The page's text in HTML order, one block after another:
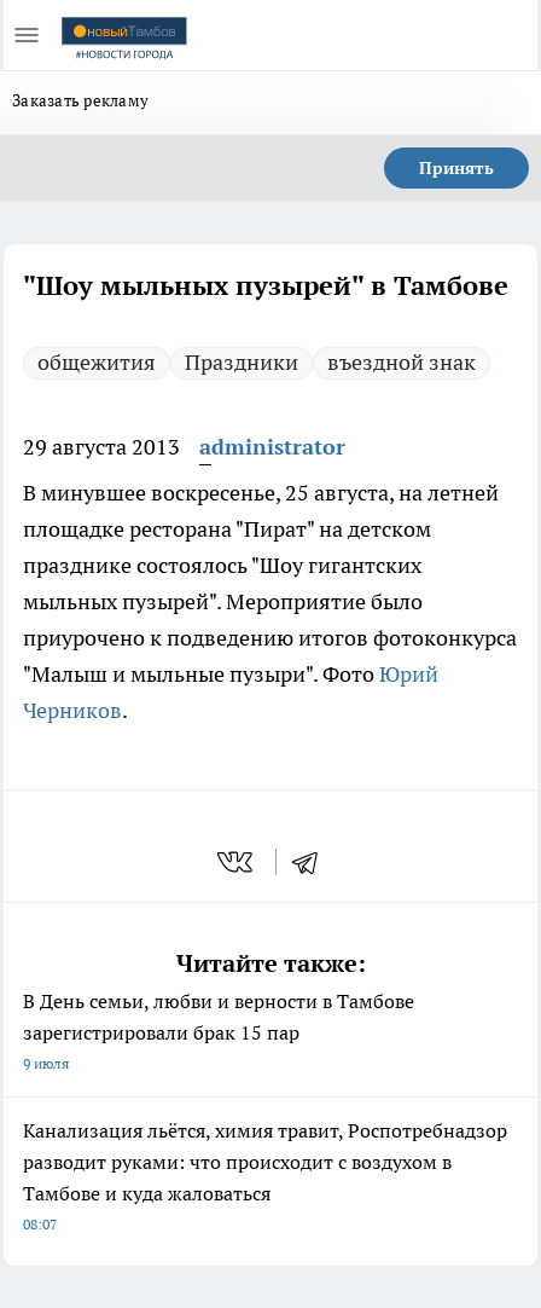
Заказать рекламу
Принять
"Шоу мыльных пузырей" в Тамбове
общежития Праздники въездной знак
29 августа 2013
administrator
В минувшее воскресенье, 25 августа, на летней
площадке ресторана "Пират" на детском
празднике состоялось "Шоу гигантских
мыльных пузырей". Мероприятие было
приурочено к подведению итогов фотоконкурса
"Малыш и мыльные пузыри". ФотоЮрий
Черников.
Читайте также:
В День семьи, любви и верности в Тамбове
зарегистрировали брак 15 пар
9 июля
Канализация льётся, химия травит, Роспотребнадзор
разводит руками: что происходит с воздухом в
Тамбове и куда жаловаться
08:07